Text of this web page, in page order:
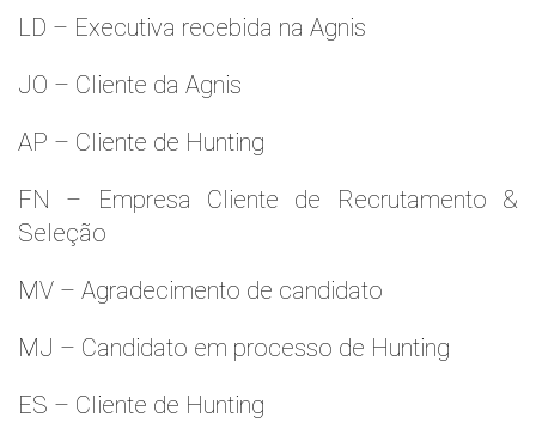
LD – Executiva recebida na Agnis
JO – Cliente da Agnis
AP – Cliente de Hunting
FN – Empresa Cliente de Recrutamento &
Seleção
MV – Agradecimento de candidato
MJ – Candidato em processo de Hunting
ES – Cliente de Hunting